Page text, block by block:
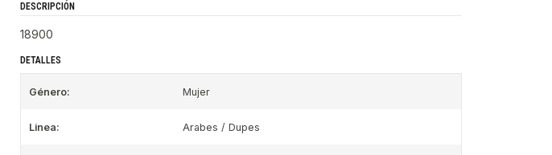
DESCRIPCIÓN
18900
DETALLES
Género: Mujer
Linea: Arabes / Dupes